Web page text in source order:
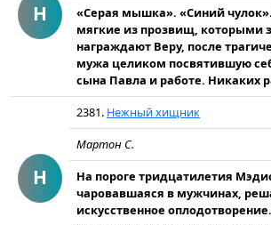
Н
«Серая мышка». «Синий
мягкие из прозвищ, которыми
награждают Веру, после
мужа целиком посвятившую
сына Павла и работе. Никаких
Н
2381. Нежный хищник
Мартон С.
На пороге тридцатилетия
чаровавшаяся в мужчинах,
искусствен­ное